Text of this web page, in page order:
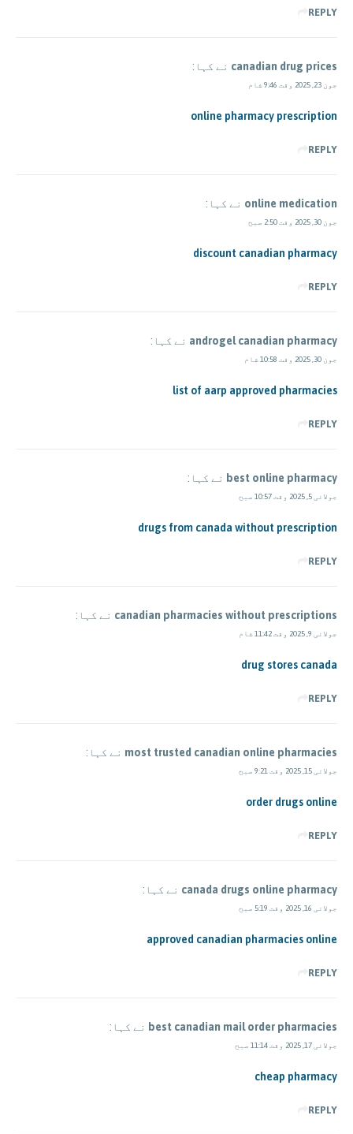
REPLY
canadian drug prices نے کہا:
جون 23, 2025 وقت 9:46 شام
online pharmacy prescription
REPLY
online medication نے کہا:
جون 30, 2025 وقت 2:50 صبح
discount canadian pharmacy
REPLY
androgel canadian pharmacy نے کہا:
جون 30, 2025 وقت 10:58 شام
list of aarp approved pharmacies
REPLY
best online pharmacy نے کہا:
جولائی 5, 2025 وقت 10:57 صبح
drugs from canada without prescription
REPLY
canadian pharmacies without prescriptions نے کہا:
جولائی 9, 2025 وقت 11:42 شام
drug stores canada
REPLY
most trusted canadian online pharmacies نے کہا:
جولائی 15, 2025 وقت 9:21 صبح
order drugs online
REPLY
canada drugs online pharmacy نے کہا:
جولائی 16, 2025 وقت 5:19 صبح
approved canadian pharmacies online
REPLY
best canadian mail order pharmacies نے کہا:
جولائی 17, 2025 وقت 11:14 صبح
cheap pharmacy
REPLY